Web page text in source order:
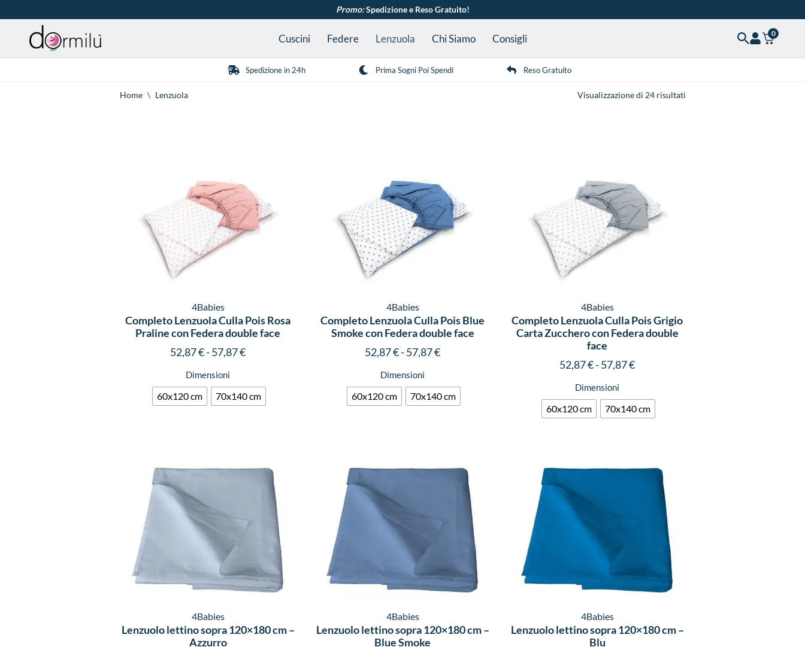
contenuto
Promo:Spedizione e Reso Gratuito!
Cuscini Federe Lenzuola Chi Siamo Consigli 0
Spedizione in 24h Prima Sogni Poi Spendi Reso Gratuito
Home \ Lenzuola Visualizzazione di 24 risultati
4Babies
Completo Lenzuola Culla Pois Rosa
Praline con Federa double face
52,87€-57,87€
Dimensioni
60x120 cm 70x140 cm
4Babies
Completo Lenzuola Culla Pois Blue
Smoke con Federa double face
52,87€-57,87€
Dimensioni
60x120 cm 70x140 cm
4Babies
Completo Lenzuola Culla Pois Grigio
Carta Zucchero con Federa double
face
52,87€-57,87€
Dimensioni
60x120 cm 70x140 cm
4Babies
Lenzuolo lettino sopra 120×180 cm –
Azzurro
4Babies
Lenzuolo lettino sopra 120×180 cm –
Blue Smoke
4Babies
Lenzuolo lettino sopra 120×180 cm –
Blu